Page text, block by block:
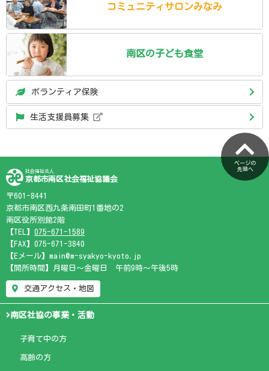
コミュニティ サロンみなみ
南区の子ども食堂
ボランティア保険
生活支援員募集
ページの
先頭へ
社会福祉法人
京都市南区社会福祉協議会
〒601-8441
京都市南区西九条南田町1番地の2
南区役所別館2階
【TEL】 075-671-1589
【FAX】075-671-3840
【Eメール】main@m-syakyo-kyoto.jp
【開所時間】月曜日～金曜日 午前9時～午後5時
交通アクセス・地図
南区社協の事業・活動
子育て中の方
高齢の方